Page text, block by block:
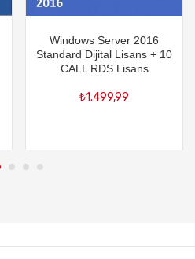
Windows Server 2016
Standard Dijital Lisans + 10
CALL RDS Lisans
₺1.499,99